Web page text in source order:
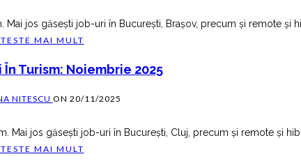
jos găsești job-uri în București, Brașov, precum și remote și
MAI MULT
Turism: Noiembrie 2025
NITESCU ON 20/11/2025
Mai jos găsești job-uri în București, Cluj, precum și remote și
MAI MULT